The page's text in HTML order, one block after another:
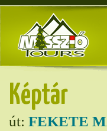
Képtár
út: FEKETE